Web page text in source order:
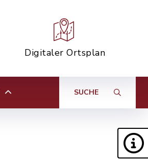
Digitaler Ortsplan
SUCHE